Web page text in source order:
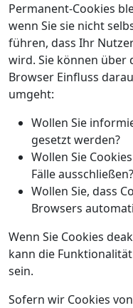
Permanent-Cookies
wenn Sie sie nicht
führen, dass Ihr
wird. Sie können über
Browser Einfluss
umgeht:
Wollen Sie
gesetzt werden?
Wollen Sie
Fälle ausschließen?
Wollen Sie, dass
Browsers
Wenn Sie Cookies
kann die
sein.
Sofern wir Cookies